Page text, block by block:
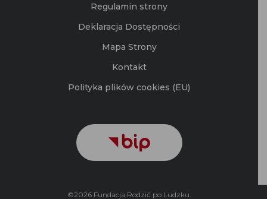
Regulamin strony
Deklaracja Dostępności
Mapa Strony
Kontakt
Polityka plików cookies (EU)
©2026 Fundacja Rodzić po Ludzku.